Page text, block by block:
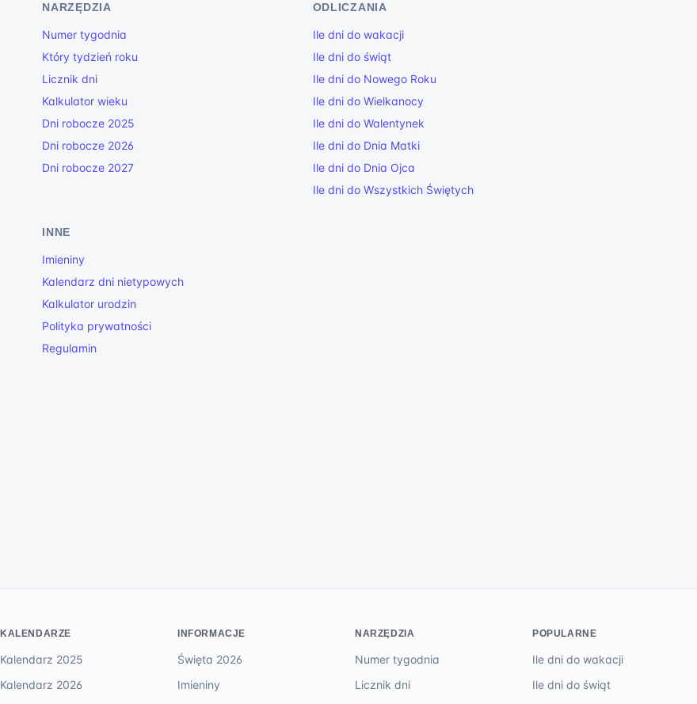
NARZĘDZIA
Numer tygodnia
Który tydzień roku
Licznik dni
Kalkulator wieku
Dni robocze 2025
Dni robocze 2026
Dni robocze 2027
ODLICZANIA
Ile dni do wakacji
Ile dni do świąt
Ile dni do Nowego Roku
Ile dni do Wielkanocy
Ile dni do Walentynek
Ile dni do Dnia Matki
Ile dni do Dnia Ojca
Ile dni do Wszystkich Świętych
INNE
Imieniny
Kalendarz dni nietypowych
Kalkulator urodzin
Polityka prywatności
Regulamin
KALENDARZE
Kalendarz 2025
Kalendarz 2026
INFORMACJE
Święta 2026
Imieniny
NARZĘDZIA
Numer tygodnia
Licznik dni
POPULARNE
Ile dni do wakacji
Ile dni do świąt